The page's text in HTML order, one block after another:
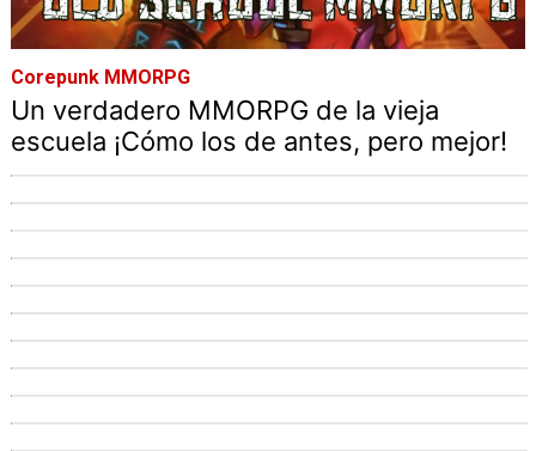
Corepunk MMORPG
Un verdadero MMORPG de la vieja
escuela ¡Cómo los de antes, pero mejor!